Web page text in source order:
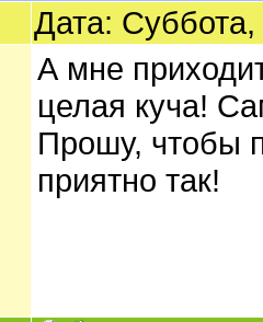
Дата:
А мне
целая куча!
Прошу, чтобы
приятно так!